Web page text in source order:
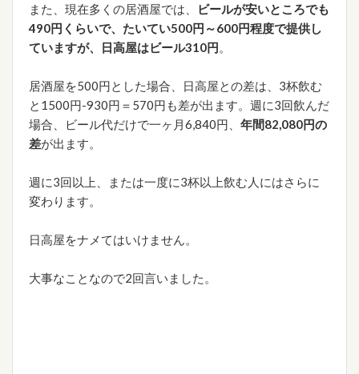
また、現在多くの居酒屋では、
ビールが安いところでも
490円くらいで、たいてい500円～600円程度で提供し
ていますが、日高屋はビール310円
居酒屋を500円とした場合、日高屋との差は、3杯飲む
と1500円-930円＝570円も差が出ます。週に3回飲んだ
場合、ビール代だけで一ヶ月6,840円、 年間82,080円の
差が出ます。
週に3回以上、または一度に3杯以上飲む人にはさらに
変わります。
日高屋をナメてはいけません。
大事なことなので2回言いました。